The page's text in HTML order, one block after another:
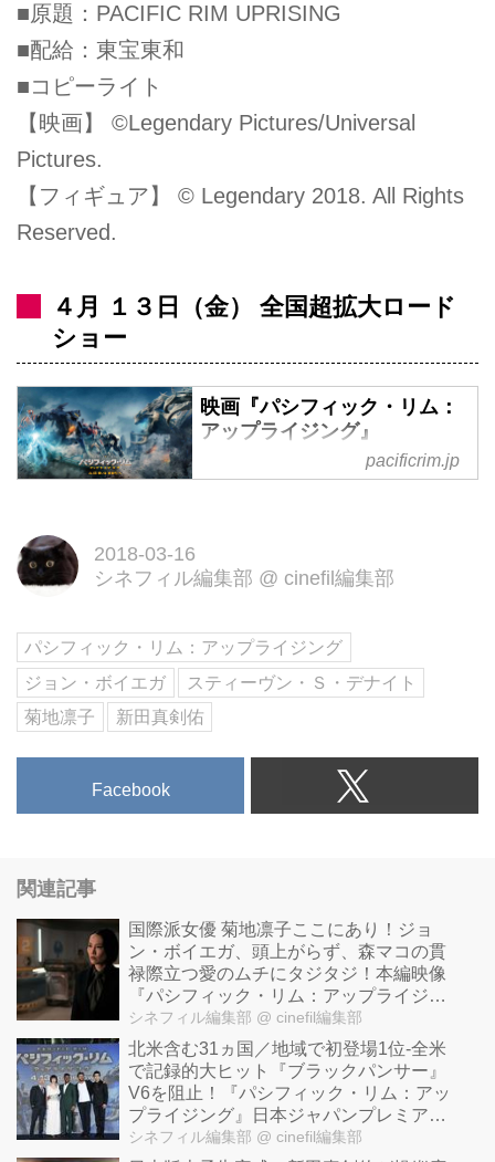
■原題：PACIFIC RIM UPRISING
■配給：東宝東和
■コピーライト
【映画】 ©Legendary Pictures/Universal
Pictures.
【フィギュア】 © Legendary 2018. All Rights
Reserved.
４月 １３日（金） 全国超拡大ロード
ショー
映画『パシフィック・リム：
アップライジング』
全世界で驚異的なヒットを記録し
上陸！新たな戦いの幕が開くアク
ロードショー！
pacificrim.jp
2018-03-16
シネフィル編集部 @ cinefil編集部
パシフィック・リム：アップライジング
ジョン・ボイエガ
スティーヴン・Ｓ・デナイト
菊地凛子
新田真剣佑
Facebook
関連記事
国際派女優 菊地凛子ここにあり！ジョ
ン・ボイエガ、頭上がらず、森マコの貫
禄際立つ愛のムチにタジタジ！本編映像
『パシフィック・リム：アップライジン
グ』
シネフィル編集部 @ cinefil編集部
北米含む31ヵ国／地域で初登場1位-全米
で記録的大ヒット『ブラックパンサー』
V6を阻止！『パシフィック・リム：アッ
プライジング』日本ジャパンプレミア開
催！
シネフィル編集部 @ cinefil編集部